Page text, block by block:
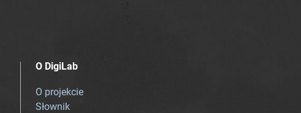
O DigiLab
O projekcie
Słownik